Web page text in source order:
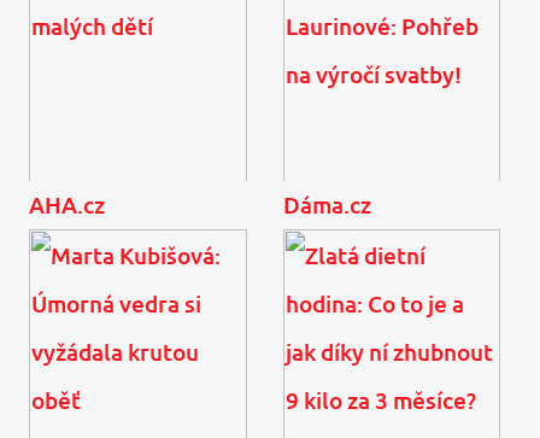
4 tipy, jak v létě zpestřit
jídelníček malých dětí
Smutný detail z loučení s
tatínkem Laurinové:
Pohřeb na výročí svatby!
AHA.cz Dáma.cz